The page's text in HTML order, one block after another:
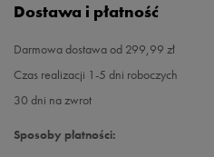
Dostawa i płatność
Darmowa dostawa od 299,99 zł
Czas realizacji 1-5 dni roboczych
30 dni na zwrot
Sposoby płatności: